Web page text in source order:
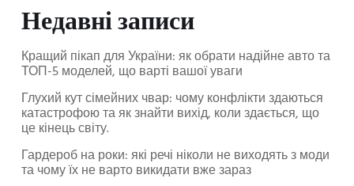
Недавні записи
Кращий пікап для України: як обрати надійне авто та
ТОП-5 моделей, що варті вашої уваги
Глухий кут сімейних чвар: чому конфлікти здаються
катастрофою та як знайти вихід, коли здається, що
це кінець світу.
Гардероб на роки: які речі ніколи не виходять з моди
та чому їх не варто викидати вже зараз